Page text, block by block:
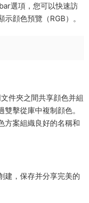
選項，您可以快速訪
顔色預覽（RGB）。
件夾之間共享顔色并組
擊從庫中複制顔色。
方案組織良好的名稱和
建，保存并分享完美的